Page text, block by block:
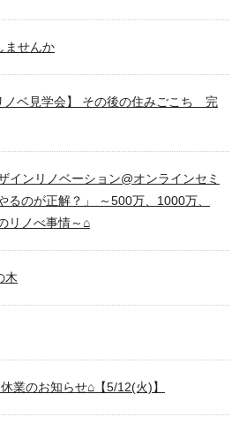
ませんか
ノベ見学会】 その後の住みごこち 完
インリノベーション@オンラインセミ
るのが正解？」 ～500万、1000万、
リノべ事情～⌂
木
業のお知らせ⌂【5/12(火)】